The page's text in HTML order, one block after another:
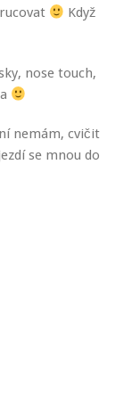
Když
nose touch,
nemám, cvičit
se mnou do